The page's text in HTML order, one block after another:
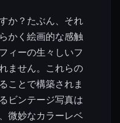
か？たぶん、それ
かく絵画的な感触
ィーの生々しいフ
ません。これらの
ことで構築されま
ビンテージ写真は
微妙なカラーレベ